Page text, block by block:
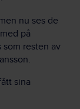
nu ses de
på
resten av
sina